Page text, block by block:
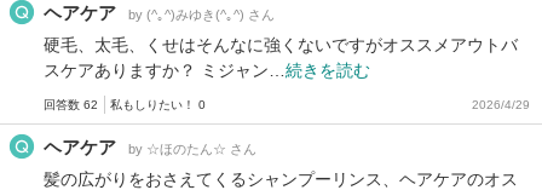
ヘアケア by (^｡^)みゆき(^｡^) さん
硬毛、太毛、くせはそんなに強くないですがオススメアウトバ
スケアありますか？ ミジャン… 続きを読む
回答数 62 私もしりたい！ 0 2026/4/29
ヘアケア by ☆ほのたん☆ さん
髪の広がりをおさえてくるシャンプーリンス、ヘアケアのオス